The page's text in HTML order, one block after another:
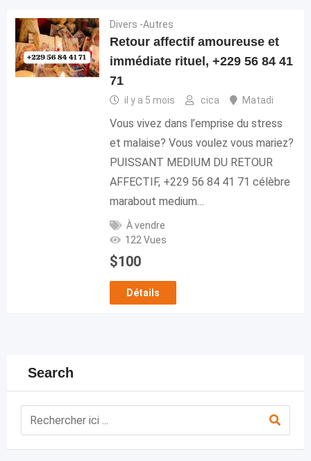
Divers -Autres
Retour affectif amoureuse et
immédiate rituel, +229 56 84 41
71
il y a 5 mois cica Matadi
Vous vivez dans l’emprise du stress
et malaise? Vous voulez vous mariez?
PUISSANT MEDIUM DU RETOUR
AFFECTIF, +229 56 84 41 71 célèbre
marabout medium…
À vendre
122 Vues
$100
Détails
Search